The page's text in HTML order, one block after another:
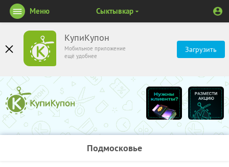
КупиКупон
Мобильное приложение
ещё удобнее
Загрузить
Меню Сыктывкар
Подмосковье